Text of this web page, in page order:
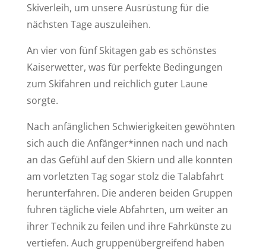
Skiverleih, um unsere Ausrüstung für die
nächsten Tage auszuleihen.
An vier von fünf Skitagen gab es schönstes
Kaiserwetter, was für perfekte Bedingungen
zum Skifahren und reichlich guter Laune
sorgte.
Nach anfänglichen Schwierigkeiten gewöhnten
sich auch die Anfänger*innen nach und nach
an das Gefühl auf den Skiern und alle konnten
am vorletzten Tag sogar stolz die Talabfahrt
herunterfahren. Die anderen beiden Gruppen
fuhren tägliche viele Abfahrten, um weiter an
ihrer Technik zu feilen und ihre Fahrkünste zu
vertiefen. Auch gruppenübergreifend haben